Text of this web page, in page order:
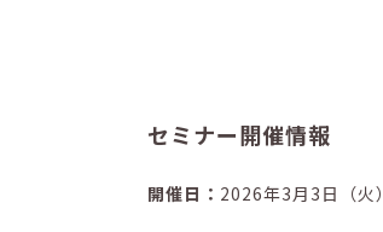
セミナー開催情報
開催日： 2026年3月3日（火）